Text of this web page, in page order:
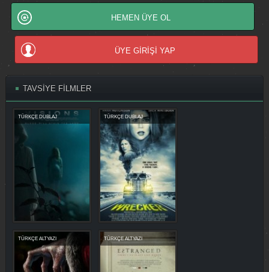
HEMEN ÜYE OL
ÜYE GİRİŞİ YAP
TAVSİYE FİLMLER
TÜRKÇE DUBLAJ TÜRKÇE DUBLAJ
TÜRKÇE ALTYAZI TÜRKÇE ALTYAZI